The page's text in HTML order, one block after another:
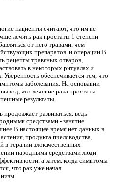
пациенты считают, что им не
лечить рак простаты 1 степени
от него травами, чем
препаратов. и операции.В
рецепты травяных отваров,
в некоторых ритуалах и
обеспечивается тем, что
заболевания. На основании
что лечение рака простаты
результаты.
развиваться, ведь
средствами - занятие
настоящее время нет данных в
продукта пчеловодства,
в терапии злокачественных
народными средствами люди
а затем, когда симптомы
что рак уже начал